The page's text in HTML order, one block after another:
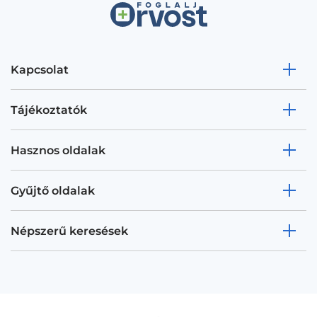
Kapcsolat
Tájékoztatók
Hasznos oldalak
Gyűjtő oldalak
Népszerű keresések